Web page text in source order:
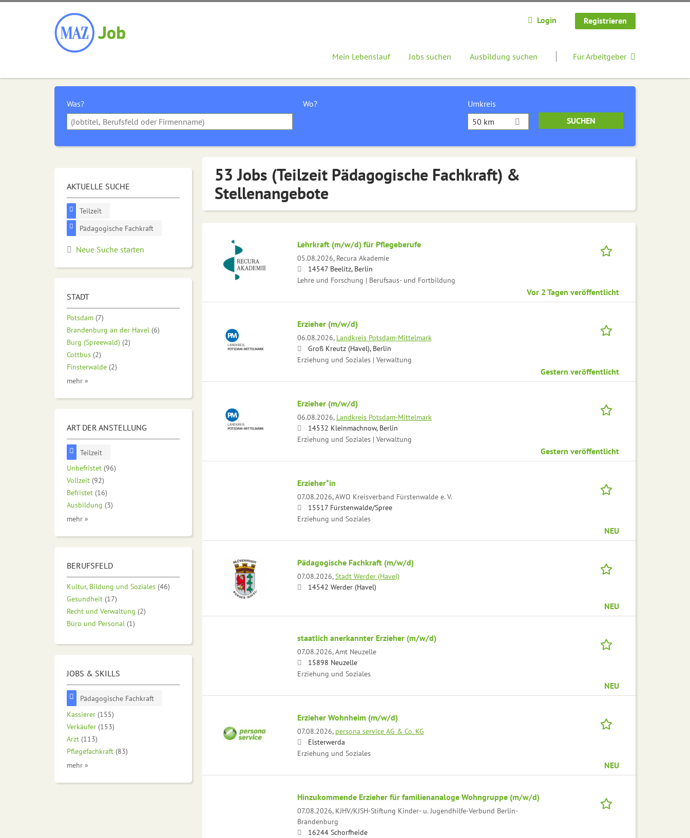
Login Registrieren
Mein Lebenslauf Jobs suchen Ausbildung suchen Für Arbeitgeber
Was? Wo?
Umkreis
50 km
53 Jobs (Teilzeit Pädagogische Fachkraft) &
Stellenangebote
Lehrkraft (m/w/d) für Pflegeberufe
05.08.2026, Recura Akademie
14547 Beelitz, Berlin
Lehre und Forschung | Berufsaus- und Fortbildung
Vor 2 Tagen veröffentlicht
Erzieher (m/w/d)
06.08.2026, Landkreis Potsdam-Mittelmark
Groß Kreutz (Havel), Berlin
Erziehung und Soziales | Verwaltung
Gestern veröffentlicht
Erzieher (m/w/d)
06.08.2026, Landkreis Potsdam-Mittelmark
14532 Kleinmachnow, Berlin
Erziehung und Soziales | Verwaltung
Gestern veröffentlicht
Erzieher*in
07.08.2026,AWO Kreisverband Fürstenwalde e. V.
15517 Fürstenwalde/Spree
Erziehung und Soziales
NEU
Pädagogische Fachkraft (m/w/d)
07.08.2026, Stadt Werder (Havel)
14542 Werder (Havel)
NEU
staatlich anerkannter Erzieher (m/w/d)
07.08.2026,Amt Neuzelle
15898 Neuzelle
Erziehung und Soziales
NEU
Erzieher Wohnheim (m/w/d)
07.08.2026, persona service AG & Co. KG
Elsterwerda
Erziehung und Soziales
NEU
Hinzukommende Erzieher für familienanaloge Wohngruppe (m/w/d)
07.08.2026, KJHV/KJSH-Stiftung Kinder- u. Jugendhilfe-Verbund Berlin-
Brandenburg
16244 Schorfheide
AKTUELLE SUCHE
Teilzeit
Pädagogische Fachkraft
Neue Suche starten
STADT
Potsdam (7)
Brandenburg an der Havel (6)
Burg (Spreewald) (2)
Cottbus (2)
Finsterwalde (2)
mehr »
ART DER ANSTELLUNG
Teilzeit
Unbefristet (96)
Vollzeit (92)
Befristet (16)
Ausbildung (3)
mehr »
BERUFSFELD
Kultur, Bildung und Soziales (46)
Gesundheit (17)
Recht und Verwaltung (2)
Büro und Personal (1)
JOBS & SKILLS
Pädagogische Fachkraft
Kassierer (155)
Verkäufer (153)
Arzt (113)
Pflegefachkraft (83)
mehr »